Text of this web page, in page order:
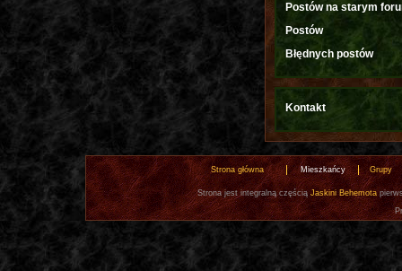
Postów na starym
Postów
Błędnych postów
Kontakt
Strona główna Mieszkańcy Grupy
Strona jest integralną częścią Jaskini Behemota